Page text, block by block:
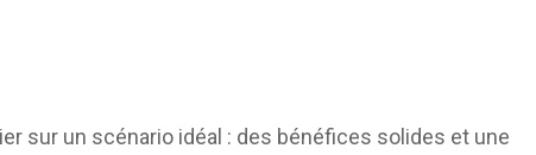
sur un scénario idéal : des bénéfices solides et une